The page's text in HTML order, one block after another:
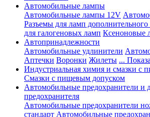
Автомобильные лампы
Автомобильные лампы 12V
Разъемы для ламп
для галогеновых ламп Ксеноновые
Автопринадлежности
Автомобильные удлинители
Аптечки Воронки Жилеты ...
Индустриальная химия и смазки с
Смазки с пищевым допуском
Автомобильные предохранители и
предохранителя
Автомобильные предохранители
стандарт Автомобильные